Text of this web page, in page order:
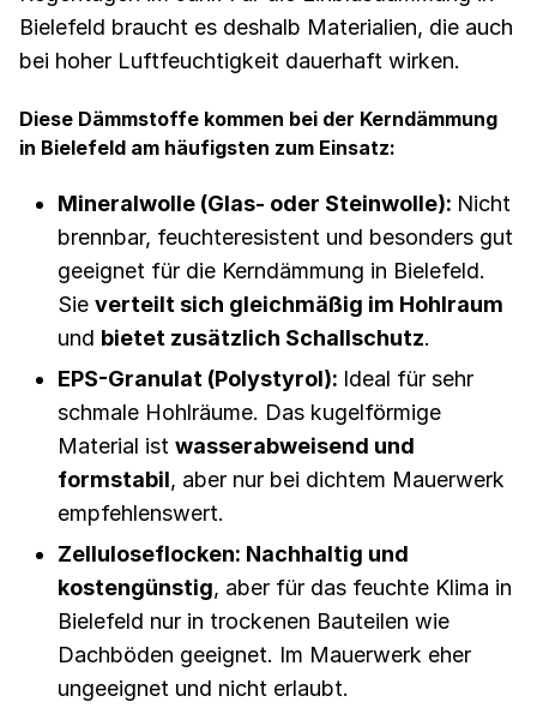
Bielefeld braucht es deshalb Materialien, die auch
bei hoher Luftfeuchtigkeit dauerhaft wirken.
Diese Dämmstoffe kommen bei der Kerndämmung
in Bielefeld am häufigsten zum Einsatz:
Mineralwolle (Glas- oder Steinwolle): Nicht
brennbar, feuchteresistent und besonders gut
geeignet für die Kerndämmung in Bielefeld.
Sie verteilt sich gleichmäßig im Hohlraum
und bietet zusätzlich Schallschutz.
EPS-Granulat (Polystyrol): Ideal für sehr
schmale Hohlräume. Das kugelförmige
Material ist wasserabweisend und
formstabil, aber nur bei dichtem Mauerwerk
empfehlenswert.
Zelluloseflocken: Nachhaltig und
kostengünstig, aber für das feuchte Klima in
Bielefeld nur in trockenen Bauteilen wie
Dachböden geeignet. Im Mauerwerk eher
ungeeignet und nicht erlaubt.